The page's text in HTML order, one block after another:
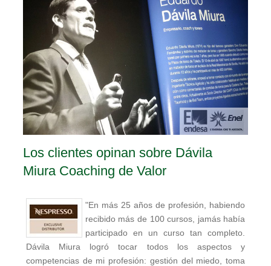
Los clientes opinan sobre Dávila
Miura Coaching de Valor
"En más 25 años de profesión, habiendo
recibido más de 100 cursos, jamás había
participado en un curso tan completo.
Dávila Miura logró tocar todos los aspectos y
competencias de mi profesión: gestión del miedo, toma